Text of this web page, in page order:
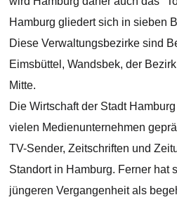
Hamburg gliedert sich in sieben
Diese Verwaltungsbezirke sind
Eimsbüttel, Wandsbek, der
Mitte.
Die Wirtschaft der Stadt
vielen Medienunternehmen
TV-Sender, Zeitschriften und
Standort in Hamburg. Ferner hat
jüngeren Vergangenheit als